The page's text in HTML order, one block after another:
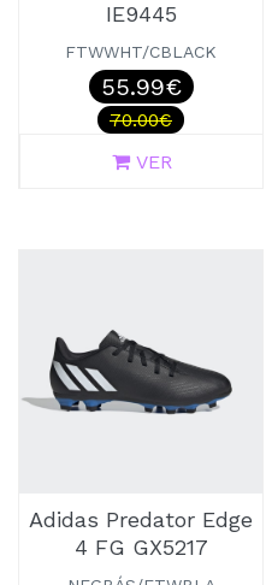
IE9445
FTWWHT/CBLACK
55.99€
70.00€
VER
Adidas Predator Edge
4 FG GX5217